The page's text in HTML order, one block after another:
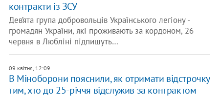
контракти із ЗСУ
Дев’ята група добровольців Українського легіону -
громадян України, які проживають за кордоном, 26
червня в Любліні підпишуть…
09 квітня, 12:09
В Міноборони пояснили, як отримати відстрочку
тим, хто до 25-річчя відслужив за контрактом